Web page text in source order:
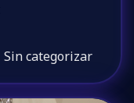
Sin categorizar